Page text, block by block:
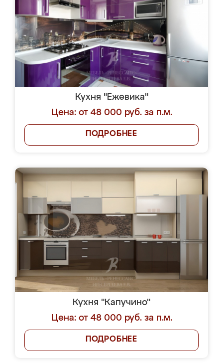
Кухня "Ежевика"
Цена: от 48 000 руб. за п.м.
ПОДРОБНЕЕ
Кухня "Капучино"
Цена: от 48 000 руб. за п.м.
ПОДРОБНЕЕ